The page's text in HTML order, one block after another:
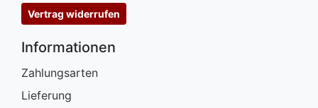
Vertrag widerrufen
Informationen
Zahlungsarten
Lieferung